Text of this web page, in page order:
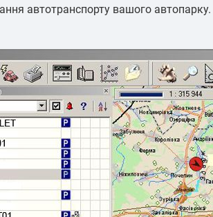
автотранспорту вашого